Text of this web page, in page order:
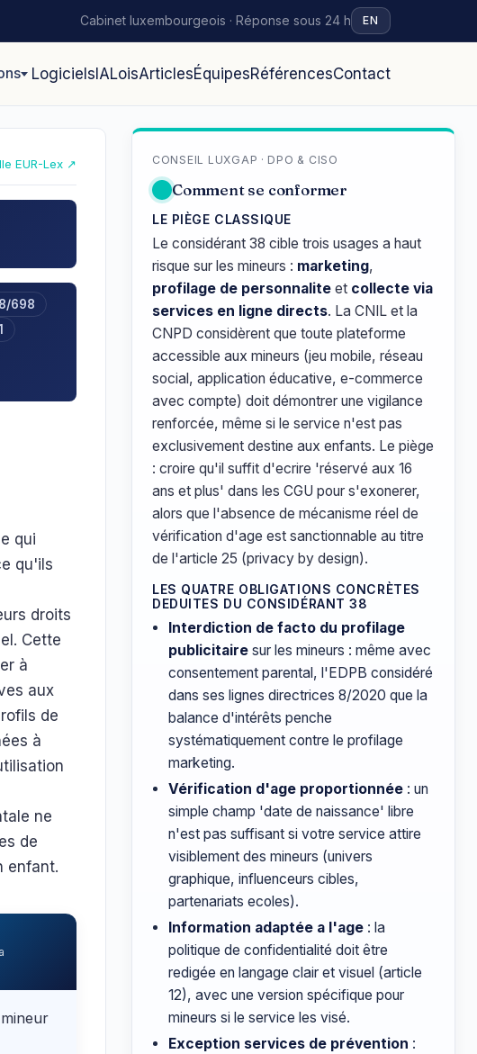
Cabinet luxembourgeois · Réponse sous 24 h EN
Logiciels IALoisArticlesÉquipesRéférencesContact
EUR-Lex ↗
698
qui
qu'ils
droits
Cette
à
aux
de
à
ne
de
enfant.
CONSEIL LUXGAP · DPO & CISO
Comment se conformer
LE PIÈGE CLASSIQUE
Le considérant 38 cible trois usages a haut
risque sur les mineurs : marketing,
profilage de personnalite et collecte via
services en ligne directs. La CNIL et la
CNPD considèrent que toute plateforme
accessible aux mineurs (jeu mobile, réseau
social, application éducative, e-commerce
avec compte) doit démontrer une vigilance
renforcée, même si le service n'est pas
exclusivement destine aux enfants. Le piège
: croire qu'il suffit d'ecrire 'réservé aux 16
ans et plus' dans les CGU pour s'exonerer,
alors que l'absence de mécanisme réel de
vérification d'age est sanctionnable au titre
de l'article 25 (privacy by design).
LES QUATRE OBLIGATIONS CONCRÈTES
DEDUITES DU CONSIDÉRANT 38
Interdiction de facto du profilage
publicitaire sur les mineurs : même avec
consentement parental, l'EDPB considéré
dans ses lignes directrices 8/2020 que la
balance d'intérêts penche
systématiquement contre le profilage
marketing.
Vérification d'age proportionnée : un
simple champ 'date de naissance' libre
n'est pas suffisant si votre service attire
visiblement des mineurs (univers
graphique, influenceurs cibles,
partenariats ecoles).
Information adaptée a l'age : la
politique de confidentialité doit être
redigée en langage clair et visuel (article
12), avec une version spécifique pour
mineurs si le service les visé.
Exception services de prévention :